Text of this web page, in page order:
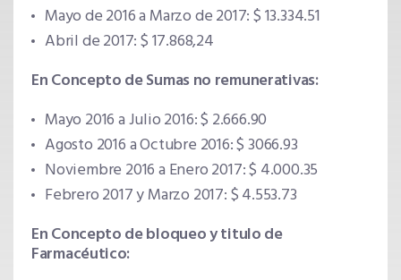
Mayo de 2016 a Marzo de 2017: $ 13.334.51
Abril de 2017: $ 17.868,24
En Concepto de Sumas no remunerativas:
Mayo 2016 a Julio 2016: $ 2.666.90
Agosto 2016 a Octubre 2016: $ 3066.93
Noviembre 2016 a Enero 2017: $ 4.000.35
Febrero 2017 y Marzo 2017: $ 4.553.73
En Concepto de bloqueo y titulo de
Farmacéutico: